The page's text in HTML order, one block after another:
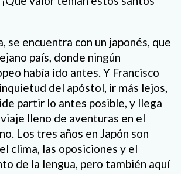
se encuentra con un japonés, que
país, donde ningún
había ido antes. Y Francisco
del apóstol, ir más lejos,
partir lo antes posible, y llega
lleno de aventuras en el
Los tres años en Japón son
clima, las oposiciones y el
de la lengua, pero también aquí